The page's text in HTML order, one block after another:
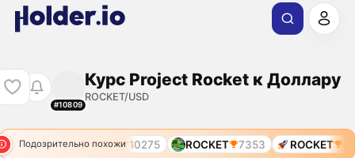
#10809
Курс Project Rocket к Доллару
ROCKET/USD
Подозрительно похожи
8494 ROCKET 10275 ROCKET 7353 ROCKET